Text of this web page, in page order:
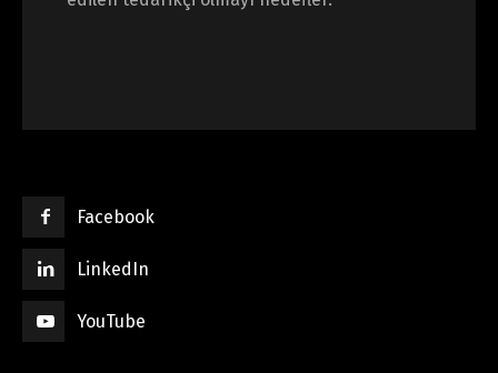
Facebook
LinkedIn
YouTube